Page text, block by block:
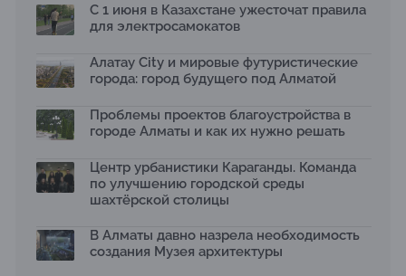
Первый Дом правительства Алматы станет главной
13.07.2026
В столичном детсаду подвели итоги акции «Таза
отходам
08.07.2026
общественных пространств
06.07.2026
температуру и здоровье людей
03.07.2026
С 1 июня в Казахстане ужесточат правила
для электросамокатов
Алатау City и мировые футуристические
города: город будущего под Алматой
Проблемы проектов благоустройства в
городе Алматы и как их нужно решать
Центр урбанистики Караганды. Команда
по улучшению городской среды
шахтёрской столицы
В Алматы давно назрела необходимость
создания Музея архитектуры